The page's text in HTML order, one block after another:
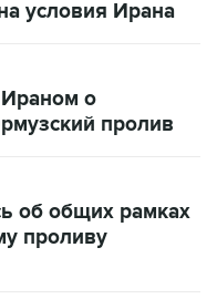
условия Ирана
о
пролив
об общих рамках
проливу